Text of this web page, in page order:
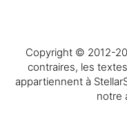
Copyright © 2012-
contraires, les
appartiennent à
notre